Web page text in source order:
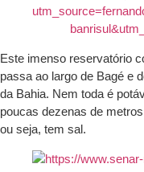
Este imenso reservatório
passa ao largo de Bagé e
da Bahia. Nem toda é
poucas dezenas de
ou seja, tem sal.